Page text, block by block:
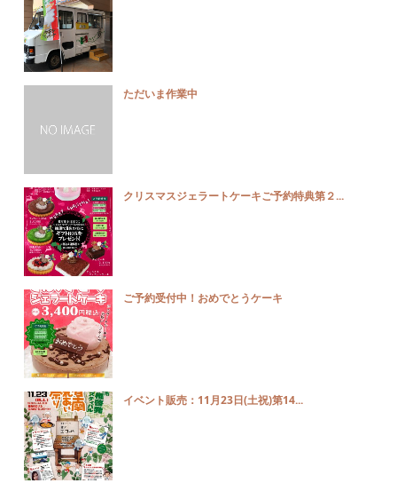
ただいま作業中
クリスマスジェラートケーキご予約特典第２...
ご予約受付中！おめでとうケーキ
イベント販売：11月23日(土祝)第14...